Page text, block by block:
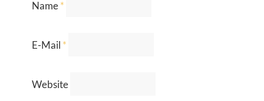
Name*
E-Mail *
Website